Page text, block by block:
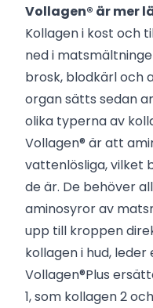
Vollagen® är mer
Kollagen i kost och
ned i
brosk, blodkärl och
organ sätts sedan
olika typerna av
Vollagen® är att
vattenlösliga, vilket
de är. De behöver
aminosyror av
upp till kroppen
kollagen i hud, leder
Vollagen®Plus
1, som kollagen 2